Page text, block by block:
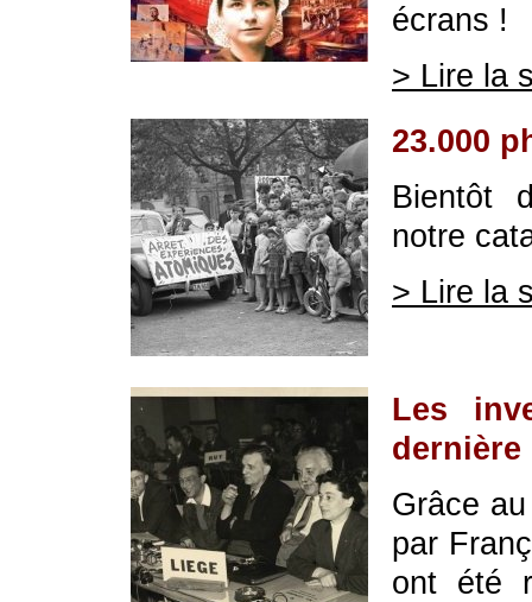
écrans !
> Lire la
23.000
Bientôt
notre
> Lire la
Les
dernière
Grâce
par
ont été